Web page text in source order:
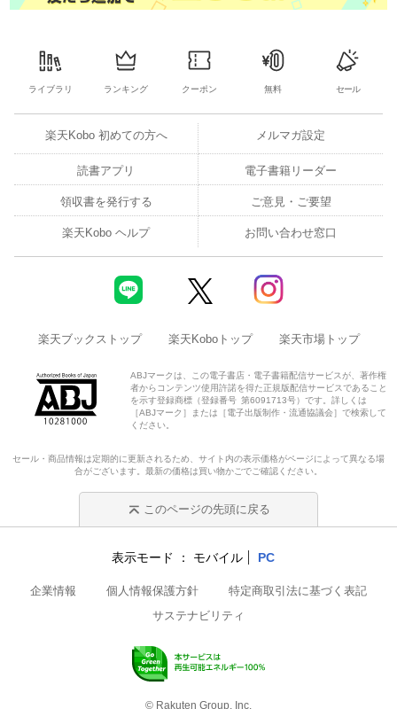
ライブラリ ランキング クーポン 無料 セール
楽天Kobo 初めての方へ メルマガ設定
読書アプリ 電子書籍リーダー
領収書を発行する ご意見・ご要望
楽天Kobo ヘルプ お問い合わせ窓口
楽天ブックストップ 楽天Koboトップ 楽天市場トップ
ABJマークは、この電子書店・電子書籍配信サービスが、著作権
者からコンテンツ使用許諾を得た正規版配信サービスであること
を示す登録商標（登録番号 第6091713号）です。詳しくは
［ABJマーク］または［電子出版制作・流通協議会］で検索して
ください。
セール・商品情報は定期的に更新されるため、サイト内の表示価格がページによって異なる場
合がございます。最新の価格は買い物かごでご確認ください。
このページの先頭に戻る
表示モード モバイル PC
企業情報 個人情報保護方針
特定商取引法に基づく表記
サステナビリティ
© Rakuten Group, Inc.